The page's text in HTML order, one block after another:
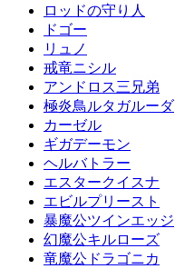
ロッドの守り人
ドゴー
リュノ
戒竜ニシル
アンドロス三兄弟
極炎鳥ルタガルーダ
カーゼル
ギガデーモン
ヘルバトラー
エスタークイスナ
エビルプリースト
暴魔公ツインエッジ
幻魔公キルローズ
竜魔公ドラゴニカ